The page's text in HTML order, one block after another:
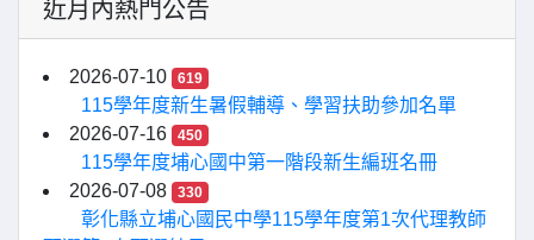
近月內熱門公告
2026-07-10 619
115學年度新生暑假輔導、學習扶助參加名單
2026-07-16
450
115學年度埔心國中第一階段新生編班名冊
2026-07-08
330
彰化縣立埔心國民中學115學年度第1次代理教師